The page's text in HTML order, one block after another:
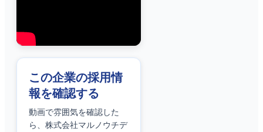
この企業の採用情
報を確認する
動画で雰囲気を確認した
ら、 株式会社マルノウチデ